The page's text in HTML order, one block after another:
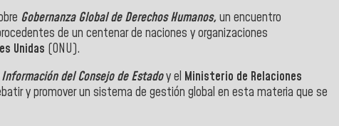
Gobernanza Global de Derechos Humanos, un encuentro
de un centenar de naciones y organizaciones
Unidas (ONU).
del Consejo de Estadoy el Ministerio de Relaciones
y promover un sistema de gestión global en esta materia que se